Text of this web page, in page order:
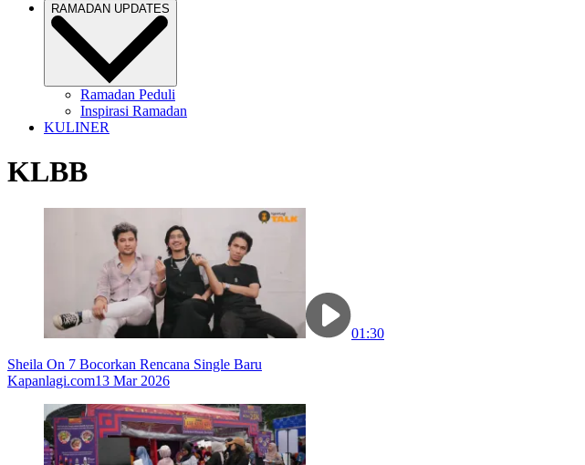
RAMADAN UPDATES
Ramadan Peduli
Inspirasi Ramadan
KULINER
KLBB
01:30
Sheila On 7 Bocorkan Rencana Single Baru
Kapanlagi.com13 Mar 2026